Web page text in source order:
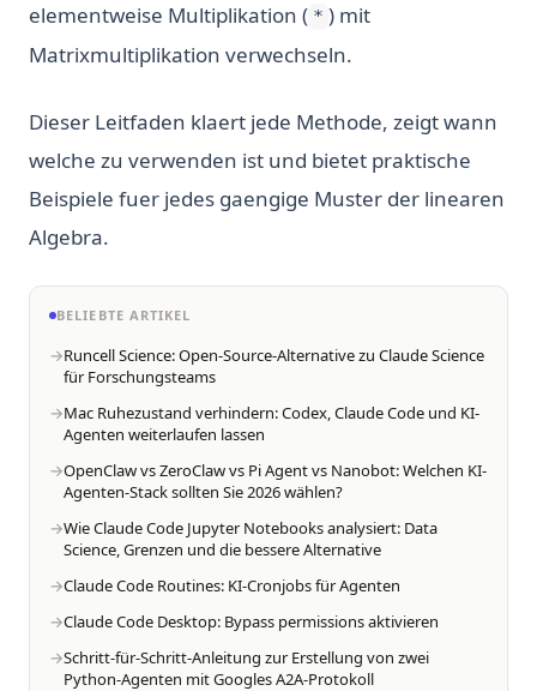
elementweise Multiplikation ( * ) mit
Matrixmultiplikation verwechseln.
Dieser Leitfaden klaert jede Methode, zeigt wann
welche zu verwenden ist und bietet praktische
Beispiele fuer jedes gaengige Muster der linearen
Algebra.
BELIEBTE ARTIKEL
Runcell Science: Open-Source-Alternative zu Claude Science
für Forschungsteams
Mac Ruhezustand verhindern: Codex, Claude Code und KI-
Agenten weiterlaufen lassen
OpenClaw vs ZeroClaw vs Pi Agent vs Nanobot: Welchen KI-
Agenten-Stack sollten Sie 2026 wählen?
Wie Claude Code Jupyter Notebooks analysiert: Data
Science, Grenzen und die bessere Alternative
Claude Code Routines: KI-Cronjobs für Agenten
Claude Code Desktop: Bypass permissions aktivieren
Schritt-für-Schritt-Anleitung zur Erstellung von zwei
Python-Agenten mit Googles A2A-Protokoll